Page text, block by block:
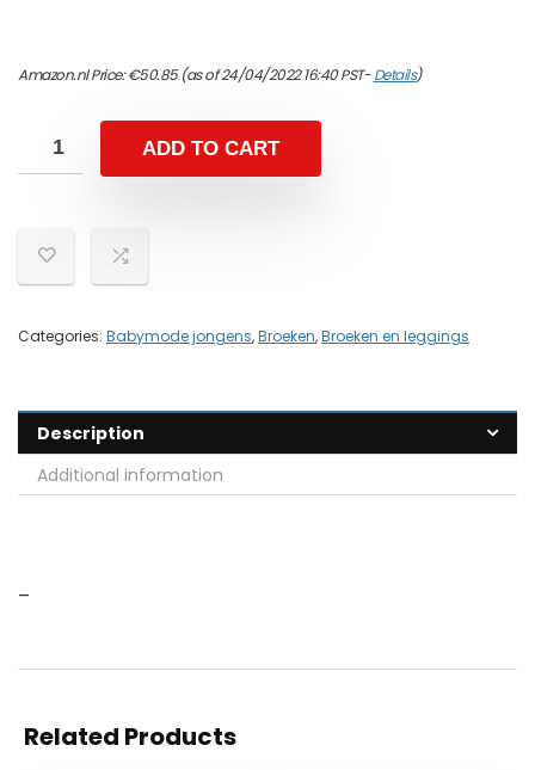
Amazon.nl Price:€50.85(as of 24/04/2022 16:40 PST-Details)
ADD TO CART
Categories: Babymode jongens,Broeken,Broeken en leggings
Description
Additional information
–
Related Products